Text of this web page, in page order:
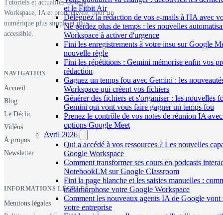
et le Fitbit Air
Déléguez la rédaction de vos e-mails à l'IA avec
Ne perdez plus de temps : les nouvelles
Workspace à activer d'urgence
Fini les enregistrements à votre insu sur Google
nouvelle règle
Fini les répétitions : Gemini mémorise enfin vos
rédaction
Gagnez un temps fou avec Gemini : les
Workspace qui créent vos fichiers
Générer des fichiers et s'organiser : les nouvelles
Gemini qui vont vous faire gagner un temps fou
Prenez le contrôle de vos notes de réunion IA
options Google Meet
Avril 2026
Qui a accédé à vos ressources ? Les nouvelles
Google Workspace
Comment transformer ses cours en podcasts
NotebookLM sur Google Classroom
Fini la page blanche et les saisies manuelles :
métamorphose votre Google Workspace
Comment les nouveaux agents IA de Google
votre entreprise
Tutoriels et actualités Google
Workspace, IA et productivité, pour un
numérique plus simple et plus
accessible.
NAVIGATION
Accueil
Blog
Le Déclic
Vidéos
À propos
Newsletter
INFORMATIONS LÉGALES
Mentions légales